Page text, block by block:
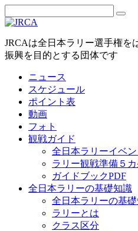
JRCAは全日本ラリー選手権を
振興を目的とする団体です
ニュース
スケジュール
ポイント表
動画
フォト
観戦ガイド
全日本ラリーイベ
ラリー観戦準備５カ
ガイドブックPDF
全日本ラリーの基礎知識
全日本ラリーの基
ラリーとは
クラス区分